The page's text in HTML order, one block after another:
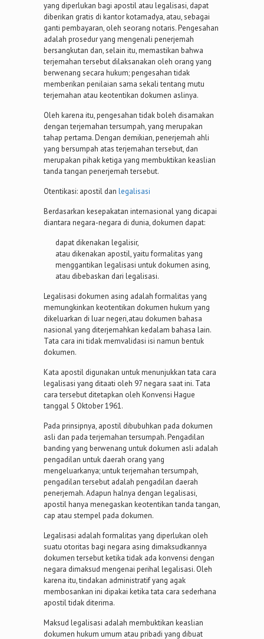
yang diperlukan bagi apostil atau legalisasi, dapat
diberikan gratis di kantor kotamadya, atau, sebagai
ganti pembayaran, oleh seorang notaris. Pengesahan
adalah prosedur yang mengenali penerjemah
bersangkutan dan, selain itu, memastikan bahwa
terjemahan tersebut dilaksanakan oleh orang yang
berwenang secara hukum; pengesahan tidak
memberikan penilaian sama sekali tentang mutu
terjemahan atau keotentikan dokumen aslinya.
Oleh karena itu, pengesahan tidak boleh disamakan
dengan terjemahan tersumpah, yang merupakan
tahap pertama. Dengan demikian, penerjemah ahli
yang bersumpah atas terjemahan tersebut, dan
merupakan pihak ketiga yang membuktikan keaslian
tanda tangan penerjemah tersebut.
Otentikasi: apostil dan legalisasi
Berdasarkan kesepakatan internasional yang dicapai
diantara negara-negara di dunia, dokumen dapat:
dapat dikenakan legalisir,
atau dikenakan apostil, yaitu formalitas yang
menggantikan legalisasi untuk dokumen asing,
atau dibebaskan dari legalisasi.
Legalisasi dokumen asing adalah formalitas yang
memungkinkan keotentikan dokumen hukum yang
dikeluarkan di luar negeri,atau dokumen bahasa
nasional yang diterjemahkan kedalam bahasa lain.
Tata cara ini tidak memvalidasi isi namun bentuk
dokumen.
Kata apostil digunakan untuk menunjukkan tata cara
legalisasi yang ditaati oleh 97 negara saat ini. Tata
cara tersebut ditetapkan oleh Konvensi Hague
tanggal 5 Oktober 1961.
Pada prinsipnya, apostil dibubuhkan pada dokumen
asli dan pada terjemahan tersumpah. Pengadilan
banding yang berwenang untuk dokumen asli adalah
pengadilan untuk daerah orang yang
mengeluarkanya; untuk terjemahan tersumpah,
pengadilan tersebut adalah pengadilan daerah
penerjemah. Adapun halnya dengan legalisasi,
apostil hanya menegaskan keotentikan tanda tangan,
cap atau stempel pada dokumen.
Legalisasi adalah formalitas yang diperlukan oleh
suatu otoritas bagi negara asing dimaksudkannya
dokumen tersebut ketika tidak ada konvensi dengan
negara dimaksud mengenai perihal legalisasi. Oleh
karena itu, tindakan administratif yang agak
membosankan ini dipakai ketika tata cara sederhana
apostil tidak diterima.
Maksud legalisasi adalah membuktikan keaslian
dokumen hukum umum atau pribadi yang dibuat